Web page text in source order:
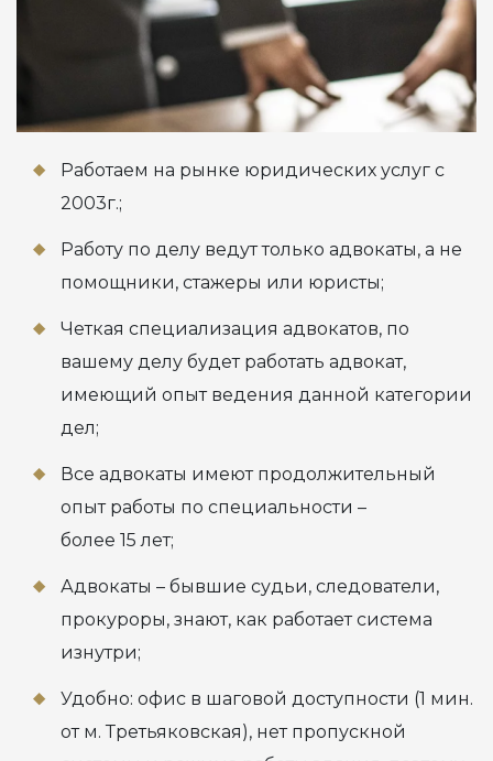
Работаем на рынке юридических услуг с
2003г.;
Работу по делу ведут только адвокаты, а не
помощники, стажеры или юристы;
Четкая специализация адвокатов, по
вашему делу будет работать адвокат,
имеющий опыт ведения данной категории
дел;
Все адвокаты имеют продолжительный
опыт работы по специальности –
более 15 лет;
Адвокаты – бывшие судьи, следователи,
прокуроры, знают, как работает система
изнутри;
Удобно: офис в шаговой доступности (1 мин.
от м. Третьяковская), нет пропускной